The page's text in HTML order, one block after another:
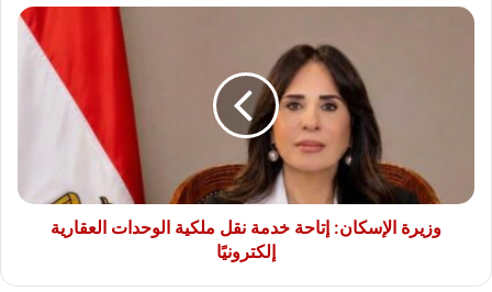
وزيرة
إلكترونيًا
وزيرة الإسكان: إتاحة خدمة نقل ملكية الوحدات العقارية
إلكترونيًا